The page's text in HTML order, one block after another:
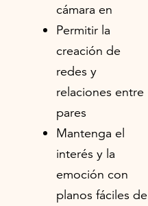
cámara en
Permitir la
creación de
redes y
relaciones entre
pares
Mantenga el
interés y la
emoción con
planos fáciles de